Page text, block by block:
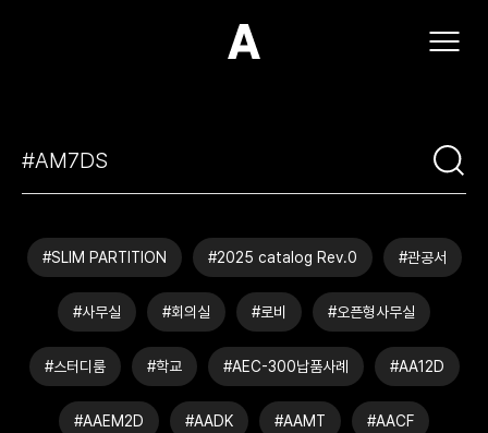
(주)아모스아인스가구
#SLIM PARTITION #2025 catalog Rev.0 #관공서
#사무실 #회의실 #로비 #오픈형사무실
#스터디룸 #학교 #AEC-300납품사례 #AA12D
#AAEM2D #AADK #AAMT #AACF